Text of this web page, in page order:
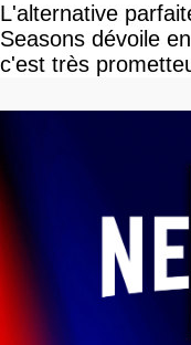
L'alternative
Seasons dévoile
c'est très